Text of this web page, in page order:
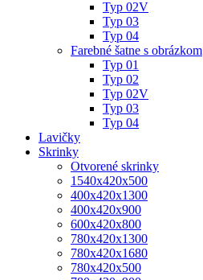
Typ 02V
Typ 03
Typ 04
Farebné šatne s obrázkom
Typ 01
Typ 02
Typ 02V
Typ 03
Typ 04
Lavičky
Skrinky
Otvorené skrinky
1540x420x500
400x420x1300
400x420x900
600x420x800
780x420x1300
780x420x1680
780x420x500